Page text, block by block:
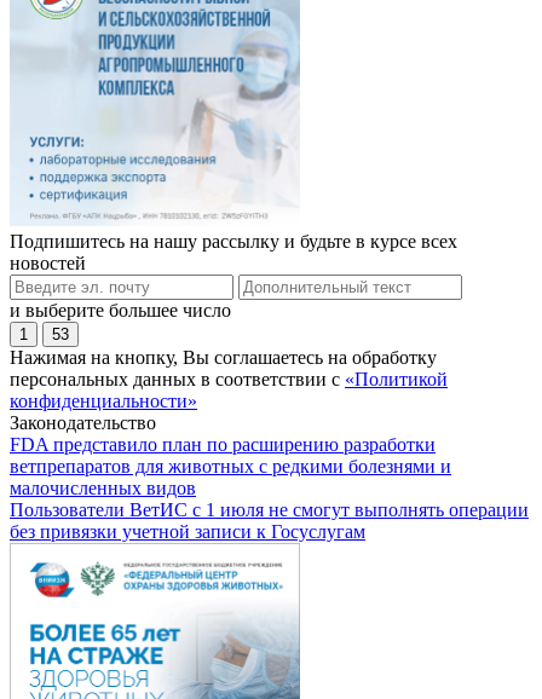
Подпишитесь на нашу рассылку и будьте в курсе всех
новостей
и выберите большее число
1 53
Нажимая на кнопку, Вы соглашаетесь на обработку
персональных данных в соответствии с «Политикой
конфиденциальности»
Законодательство
FDA представило план по расширению разработки
ветпрепаратов для животных с редкими болезнями и
малочисленных видов
Пользователи ВетИС с 1 июля не смогут выполнять операции
без привязки учетной записи к Госуслугам